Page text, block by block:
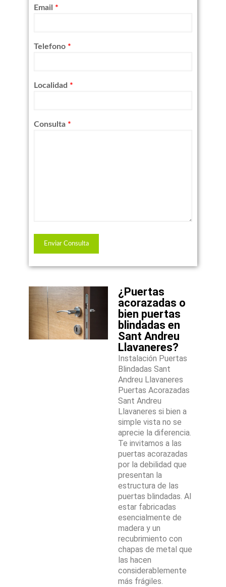
Email *
Telefono *
Localidad *
Consulta *
¿Puertas
acorazadas o
bien puertas
blindadas en
Sant Andreu
Llavaneres?
Instalación Puertas
Blindadas Sant
Andreu Llavaneres
Puertas Acorazadas
Sant Andreu
Llavaneres si bien a
simple vista no se
aprecie la diferencia.
Te invitamos a las
puertas acorazadas
por la debilidad que
presentan la
estructura de las
puertas blindadas. Al
estar fabricadas
esencialmente de
madera y un
recubrimiento con
chapas de metal que
las hacen
considerablemente
más frágiles.